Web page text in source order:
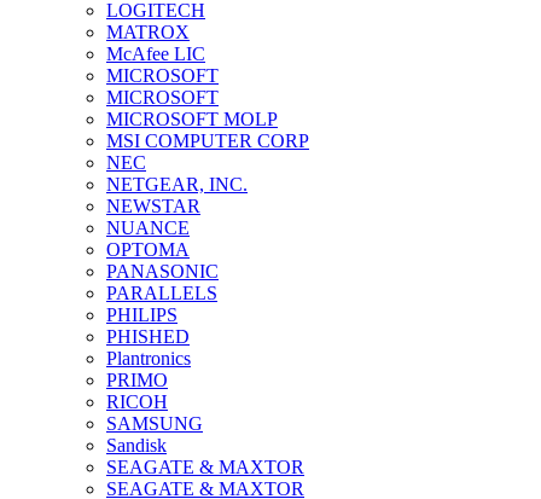
LOGITECH
MATROX
McAfee LIC
MICROSOFT
MICROSOFT
MICROSOFT MOLP
MSI COMPUTER CORP
NEC
NETGEAR, INC.
NEWSTAR
NUANCE
OPTOMA
PANASONIC
PARALLELS
PHILIPS
PHISHED
Plantronics
PRIMO
RICOH
SAMSUNG
Sandisk
SEAGATE & MAXTOR
SEAGATE & MAXTOR